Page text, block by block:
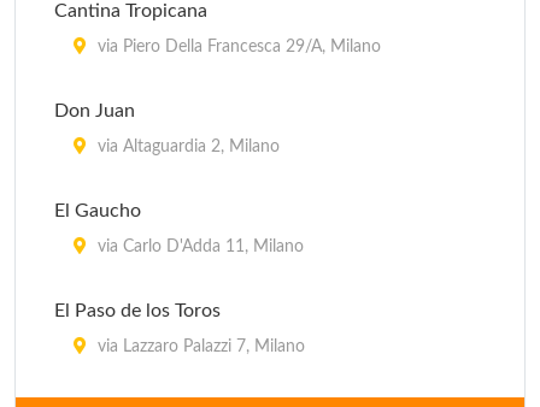
Cantina Tropicana
via Piero Della Francesca 29/A, Milano
Don Juan
via Altaguardia 2, Milano
El Gaucho
via Carlo D'Adda 11, Milano
El Paso de los Toros
via Lazzaro Palazzi 7, Milano